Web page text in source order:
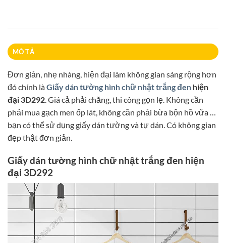
MÔ TẢ
Đơn giản, nhẹ nhàng, hiện đại làm không gian sáng rộng hơn
đó chính làGiấy dán tường hình chữ nhật trắng đen hiện
đại 3D292. Giá cả phải chăng, thi công gọn lẹ. Không cần
phải mua gạch men ốp lát, không cần phải bừa bộn hồ vữa …
bạn có thể sử dụng giấy dán tường và tự dán. Có không gian
đẹp thật đơn giản.
Giấy dán tường hình chữ nhật trắng đen hiện
đại 3D292